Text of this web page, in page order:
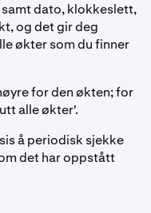
samt dato, klokkeslett,
og det gir deg
økter som du finner
for den økten; for
alle økter'.
å periodisk sjekke
det har oppstått